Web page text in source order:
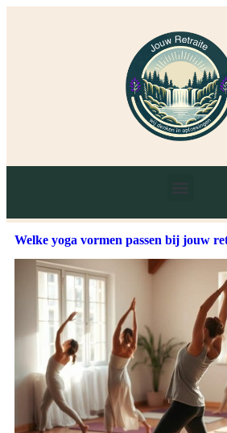
Welke yoga vormen passen bij jouw